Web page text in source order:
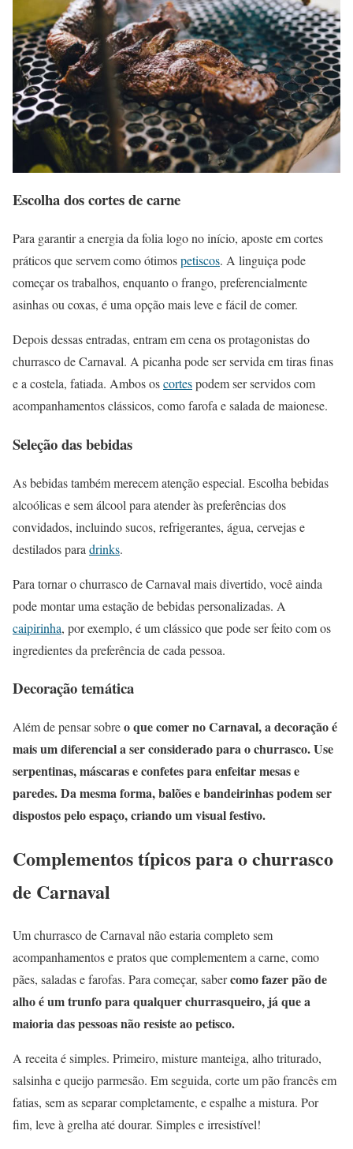
Escolha dos cortes de carne
Para garantir a energia da folia logo no início, aposte em cortes
práticos que servem como ótimospetiscos. A linguiça pode
começar os trabalhos, enquanto o frango, preferencialmente
asinhas ou coxas, é uma opção mais leve e fácil de comer.
Depois dessas entradas, entram em cena os protagonistas do
churrasco de Carnaval. A picanha pode ser servida em tiras finas
e a costela, fatiada. Ambos oscortespodem ser servidos com
acompanhamentos clássicos, como farofa e salada de maionese.
Seleção das bebidas
As bebidas também merecem atenção especial. Escolha bebidas
alcoólicas e sem álcool para atender às preferências dos
convidados, incluindo sucos, refrigerantes, água, cervejas e
destilados para drinks.
Para tornar o churrasco de Carnaval mais divertido, você ainda
pode montar uma estação de bebidas personalizadas. A
caipirinha, por exemplo, é um clássico que pode ser feito com os
ingredientes da preferência de cada pessoa.
Decoração temática
Além de pensar sobreo que comer no Carnaval, a decoração é
mais um diferencial a ser considerado para o churrasco. Use
serpentinas, máscaras e confetes para enfeitar mesas e
paredes. Da mesma forma, balões e bandeirinhas podem ser
dispostos pelo espaço, criando um visual festivo.
Complementos típicos para o churrasco
de Carnaval
Um churrasco de Carnaval não estaria completo sem
acompanhamentos e pratos que complementem a carne, como
pães, saladas e farofas. Para começar, sabercomo fazer pão de
alho é um trunfo para qualquer churrasqueiro, já que a
maioria das pessoas não resiste ao petisco.
A receita é simples. Primeiro, misture manteiga, alho triturado,
salsinha e queijo parmesão. Em seguida, corte um pão francês em
fatias, sem as separar completamente, e espalhe a mistura. Por
fim, leve à grelha até dourar. Simples e irresistível!